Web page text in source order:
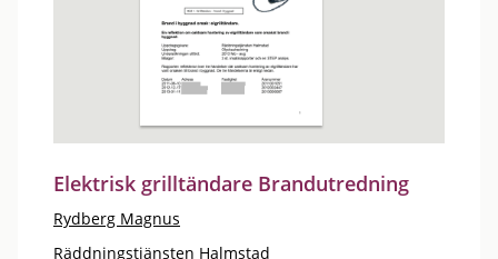
Elektrisk grilltändare Brandutredning
Rydberg Magnus
Räddningstjänsten Halmstad